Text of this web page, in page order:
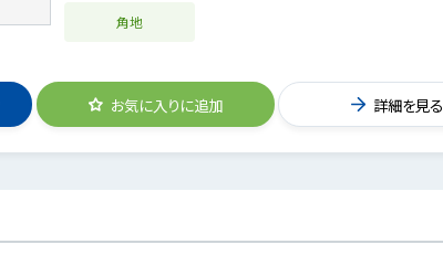
角地
お気に入りに追加 詳細を見る